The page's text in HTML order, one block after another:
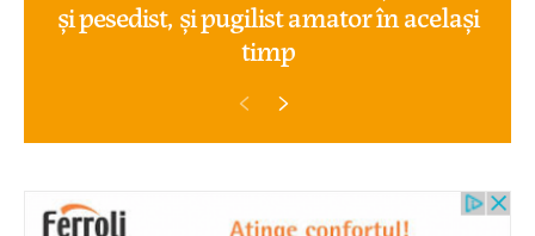
și pesedist, și pugilist amator în același
timp